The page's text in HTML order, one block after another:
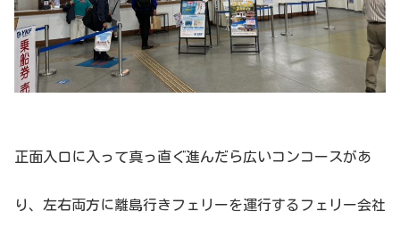
正面入口に入って真っ直ぐ進んだら広いコンコースがあ
り、左右両方に離島行きフェリーを運行するフェリー会社